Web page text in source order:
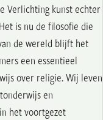
Verlichting kunst echter
is nu de filosofie die
de wereld blijft het
een essentieel
over religie. Wij leven
en
het voortgezet